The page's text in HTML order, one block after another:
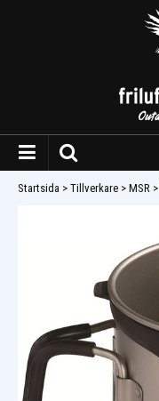
Startsida > Tillverkare > MSR >